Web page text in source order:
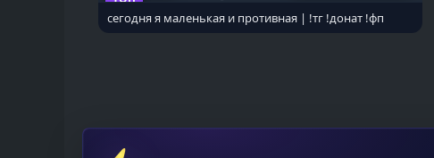
сегодня я маленькая и противная | !тг !донат !фп